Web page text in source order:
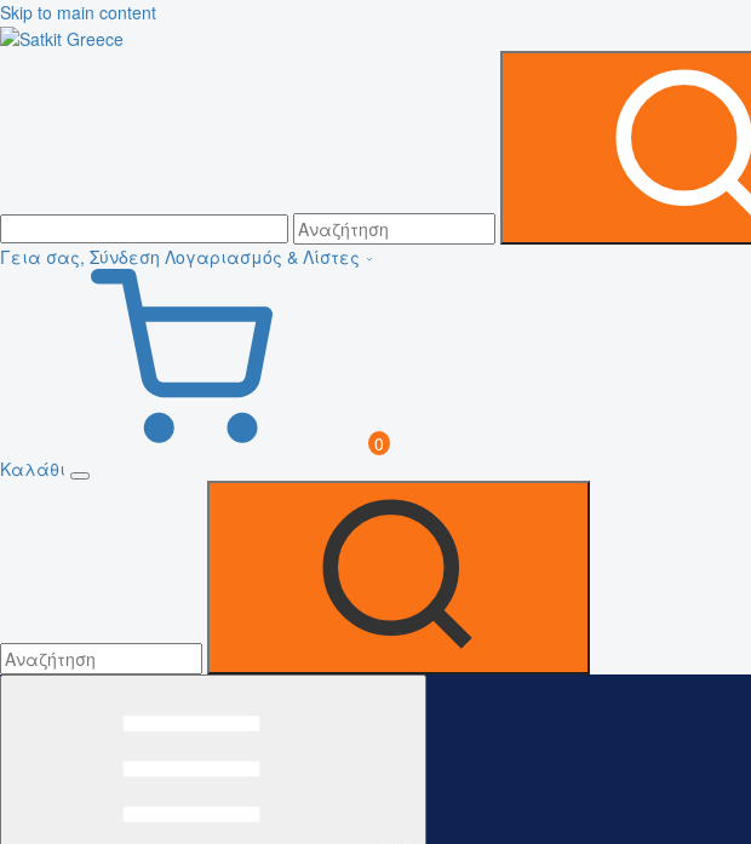
Skip to main content
Γεια σας, Σύνδεση Λογαριασμός & Λίστες
0
Καλάθι